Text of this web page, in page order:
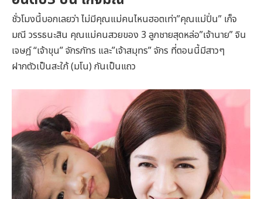
ชั่วโมงนี้บอกเลยว่า ไม่มีคุณแม่คนไหนฮอตเท่า”คุณแม่ปิ่น” เก็จ
มณี วรรธนะสิน คุณแม่คนสวยของ 3 ลูกชายสุดหล่อ”เจ้านาย” จิน
เจษฎ์ “เจ้าขุน” จักรภัทร และ”เจ้าสมุทร” จักร ที่ตอนนี้มีสาวๆ
ฝากตัวเป็นสะใภ้ (มโน) กันเป็นแถว